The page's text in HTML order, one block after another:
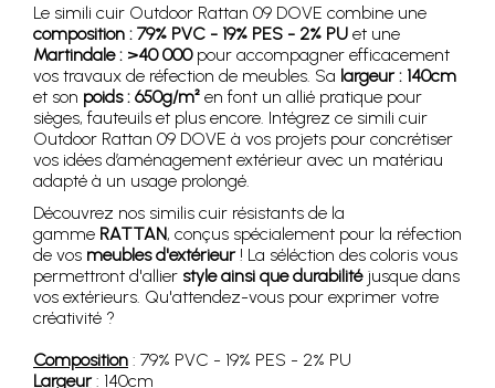
Le simili cuir Outdoor Rattan 09 DOVE combine une
composition : 79% PVC - 19% PES - 2% PU et une
Martindale : >40 000pour accompagner efficacement
vos travaux de réfection de meubles. Sa largeur : 140cm
et son poids : 650g/m² en font un allié pratique pour
sièges, fauteuils et plus encore. Intégrez ce simili cuir
Outdoor Rattan 09 DOVE à vos projets pour concrétiser
vos idées d’aménagement extérieur avec un matériau
adapté à un usage prolongé.
Découvrez nos similis cuir résistants de la
gamme RATTAN, conçus spécialement pour la réfection
de vos meubles d'extérieur ! La séléction des coloris vous
permettront d'allier style ainsi que durabilitéjusque dans
vos extérieurs. Qu'attendez-vous pour exprimer votre
créativité ?
Composition : 79% PVC - 19% PES - 2% PU
Largeur: 140cm